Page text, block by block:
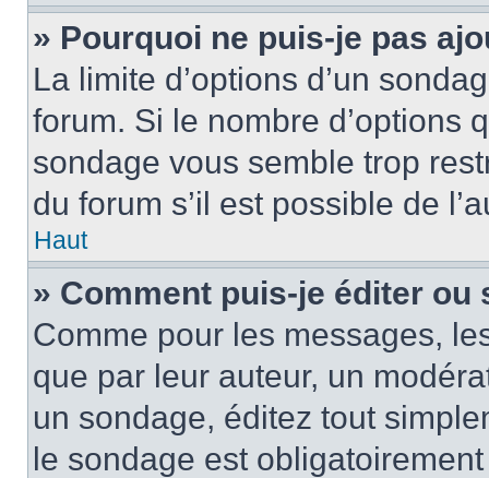
» Pourquoi ne puis-je pas
La limite d’options d’un
forum. Si le nombre d’options
sondage vous semble trop
du forum s’il est possible de
Haut
» Comment puis-je éditer ou
Comme pour les messages,
que par leur auteur, un
un sondage, éditez tout
le sondage est